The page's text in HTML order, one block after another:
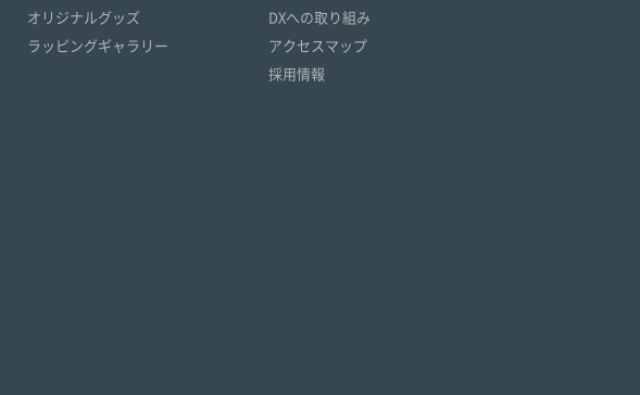
オリジナルグッズ
ラッピングギャラリー
DXへの取り組み
アクセスマップ
採用情報